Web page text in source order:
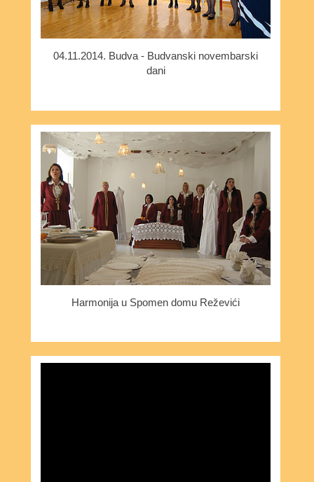
04.11.2014. Budva - Budvanski novembarski
dani
Harmonija u Spomen domu Reževići